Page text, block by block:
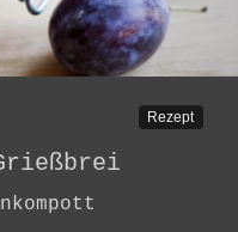
Rezept